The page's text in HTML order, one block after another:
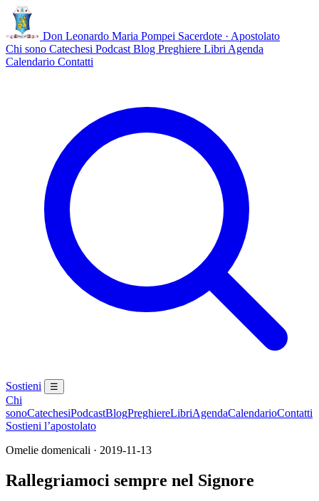
Don Leonardo Maria Pompei Sacerdote · Apostolato
Chi sono Catechesi Podcast Blog Preghiere Libri Agenda
Calendario Contatti
Sostieni ☰
Chi
sonoCatechesiPodcastBlogPreghiereLibriAgendaCalendarioContatti
Sostieni l’apostolato
Omelie domenicali · 2019-11-13
Rallegriamoci sempre nel Signore